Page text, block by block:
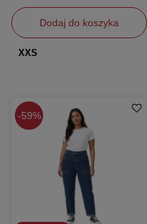
Dodaj do koszyka
XXS
59%